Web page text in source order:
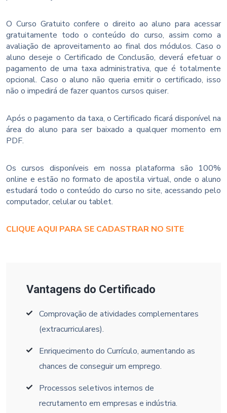
O Curso Gratuito confere o direito ao aluno para acessar
gratuitamente todo o conteúdo do curso, assim como a
avaliação de aproveitamento ao final dos módulos. Caso o
aluno deseje o Certificado de Conclusão, deverá efetuar o
pagamento de uma taxa administrativa, que é totalmente
opcional. Caso o aluno não queria emitir o certificado, isso
não o impedirá de fazer quantos cursos quiser.
Após o pagamento da taxa, o Certificado ficará disponível na
área do aluno para ser baixado a qualquer momento em
PDF.
Os cursos disponíveis em nossa plataforma são 100%
online e estão no formato de apostila virtual, onde o aluno
estudará todo o conteúdo do curso no site, acessando pelo
computador, celular ou tablet.
CLIQUE AQUI PARA SE CADASTRAR NO SITE
Vantagens do Certificado
Comprovação de atividades complementares
(extracurriculares).
Enriquecimento do Currículo, aumentando as
chances de conseguir um emprego.
Processos seletivos internos de
recrutamento em empresas e indústria.